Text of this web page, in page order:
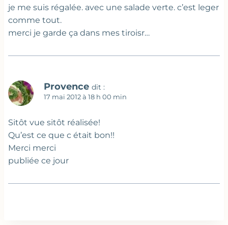
je me suis régalée. avec une salade verte. c’est leger
comme tout.
merci je garde ça dans mes tiroisr…
Provence dit :
17 mai 2012 à 18 h 00 min
Sitôt vue sitôt réalisée!
Qu’est ce que c était bon!!
Merci merci
publiée ce jour